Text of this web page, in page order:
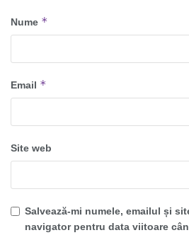
Nume *
Email *
Site web
Salvează-mi numele, emailul și
navigator pentru data viitoare